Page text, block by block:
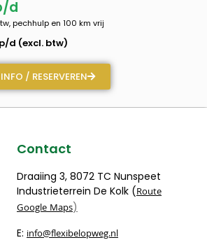
d
pechhulp en 100 km vrij
d (excl. btw)
/ RESERVEREN
Contact
Draaiing 3, 8072 TC Nunspeet
Industrieterrein De Kolk (Route
Google Maps)
E: info@flexibelopweg.nl